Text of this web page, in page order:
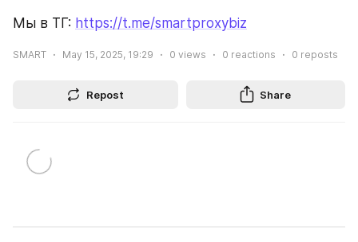
Мы в ТГ: https://t.me/smartproxybiz
SMART May 15, 2025, 19:29 0 views 0 reactions 0 reposts
Repost Share